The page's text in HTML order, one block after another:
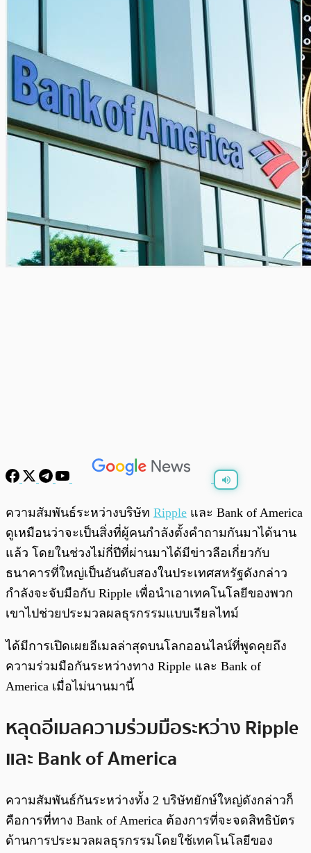
พร้อมเล่น
ความสัมพันธ์ระหว่างบริษัท Ripple และ Bank of America
ดูเหมือนว่าจะเป็นสิ่งที่ผู้คนกำลังตั้งคำถามกันมาได้นาน
แล้ว โดยในช่วงไม่กี่ปีที่ผ่านมาได้มีข่าวลือเกี่ยวกับ
ธนาคารที่ใหญ่เป็นอันดับสองในประเทศสหรัฐดังกล่าว
กำลังจะจับมือกับ Ripple เพื่อนำเอาเทคโนโลยีของพวก
เขาไปช่วยประมวลผลธุรกรรมแบบเรียลไทม์
ได้มีการเปิดเผยอีเมลล่าสุดบนโลกออนไลน์ที่พูดคุยถึง
ความร่วมมือกันระหว่างทาง Ripple และ Bank of
America เมื่อไม่นานมานี้
หลุดอีเมลความร่วมมือระหว่าง Ripple
และ Bank of America
ความสัมพันธ์กันระหว่างทั้ง 2 บริษัทยักษ์ใหญ่ดังกล่าวก็
คือการที่ทาง Bank of America ต้องการที่จะจดสิทธิบัตร
ด้านการประมวลผลธุรกรรมโดยใช้เทคโนโลยีของ